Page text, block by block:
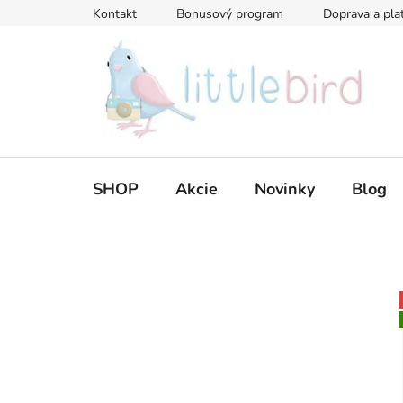
Kontakt Bonusový program Doprava a
SHOP Akcie Novinky Blog